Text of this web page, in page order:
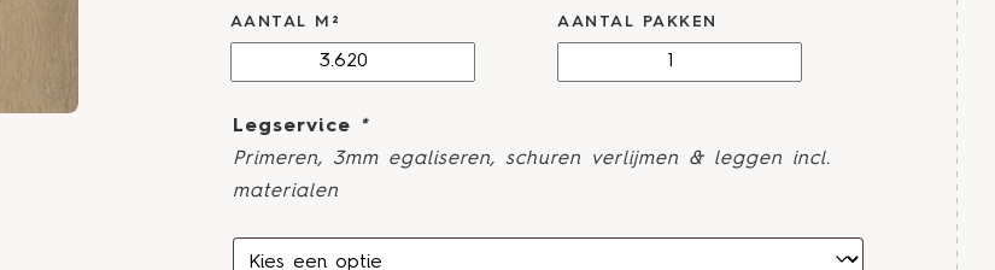
AANTAL M² AANTAL PAKKEN
Legservice
*
Primeren, 3mm egaliseren, schuren verlijmen & leggen incl.
materialen